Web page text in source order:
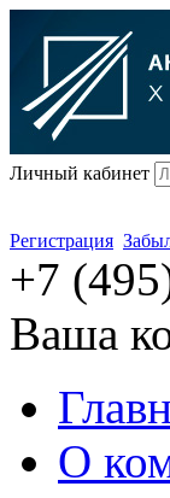
Личный кабинет
Регистрация
+7
Ваша
О